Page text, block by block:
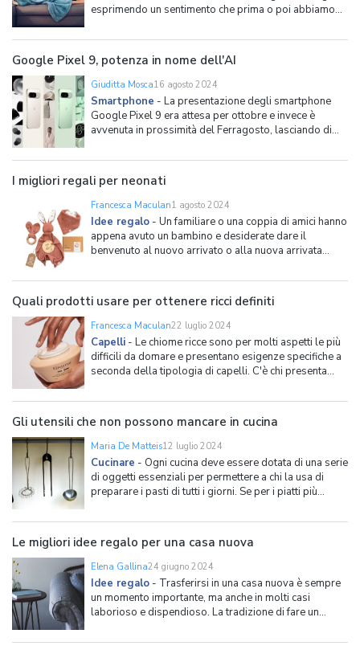
esprimendo un sentimento che prima o poi abbiamo
nostre giornate frenetiche è infatti così raro che,
quando si presenta l'occasione, non sappiamo co
Google Pixel 9, potenza in nome dell'AI
Giuditta Mosca16 agosto 2024
Smartphone - La presentazione degli smartphone
Google Pixel 9 era attesa per ottobre e invece è
avvenuta in prossimità del Ferragosto, lasciando di
presenta gli iPhone durante il mese di settembre. I
Google Pixel 9 si situano proprio tra gli smartpho
I migliori regali per neonati
Francesca Maculan1 agosto 2024
Idee regalo - Un familiare o una coppia di amici hanno
appena avuto un bambino e desiderate dare il
benvenuto al nuovo arrivato o alla nuova arrivata
perfetto, che sia semplicemente un pensiero per
ricordare il lieto evento o qualcosa di pratico e utile
per tutta
Quali prodotti usare per ottenere ricci definiti
Francesca Maculan22 luglio 2024
Capelli - Le chiome ricce sono per molti aspetti le più
difficili da domare e presentano esigenze specifiche a
seconda della tipologia di capelli. C'è chi presenta
essere sostenuti e strutturati, c'è chi al contrario ha
Gli utensili che non possono mancare in cucina
Maria De Matteis12 luglio 2024
Cucinare - Ogni cucina deve essere dotata di una serie
di oggetti essenziali per permettere a chi la usa di
preparare i pasti di tutti i giorni. Se per i piatti più
pentole o coltelli, man mano che si cucinano ricette più
elaborate c'è bisogno di strumen
Le migliori idee regalo per una casa nuova
Elena Gallina24 giugno 2024
Idee regalo - Trasferirsi in una casa nuova è sempre
un momento importante, ma anche in molti casi
laborioso e dispendioso. La tradizione di fare un
più onerosa del trasferimento, cioè l'arredo e